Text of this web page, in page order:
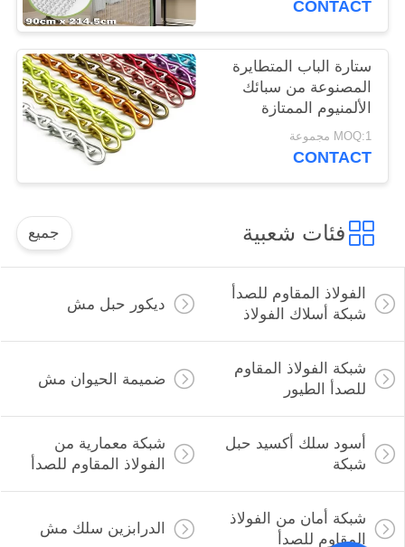
CONTACT
ستارة الباب المتطايرة
المصنوعة من سبائك
الألمنيوم الممتازة
للمداخل لمنع دخول
الحشرات
MOQ:1 مجموعة
CONTACT
فئات شعبية جميع
الفولاذ المقاوم للصدأ
شبكة أسلاك الفولاذ
ديكور حبل مش
شبكة الفولاذ المقاوم
للصدأ الطيور
ضميمة الحيوان مش
أسود سلك أكسيد حبل
شبكة
شبكة معمارية من
الفولاذ المقاوم للصدأ
شبكة أمان من الفولاذ
المقاوم للصدأ
الدرابزين سلك مش